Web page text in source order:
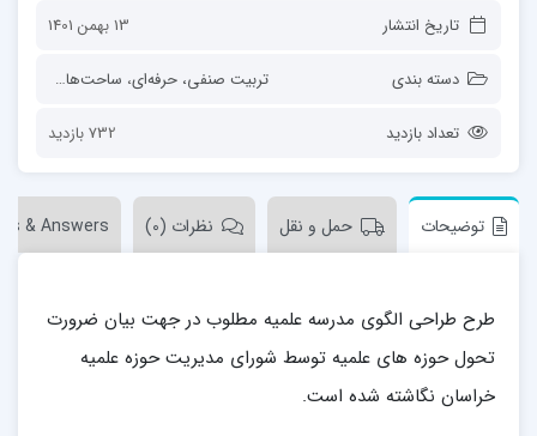
تاریخ انتشار 13 بهمن 1401
دسته بندی تربیت صنفی، حرفه‌ای، ساحت‌های تربیت
تعداد بازدید 732 بازدید
توضیحات حمل و نقل نظرات (0) & Answers
طرح طراحی الگوی مدرسه علمیه مطلوب در جهت بیان ضرورت
تحول حوزه های علمیه توسط شورای مدیریت حوزه علمیه
خراسان نگاشته شده است.